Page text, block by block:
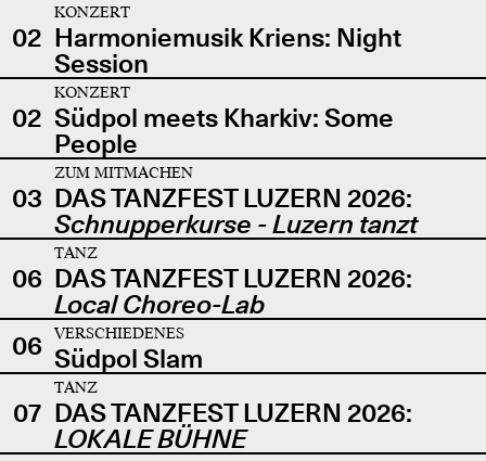
02
KONZERT
Harmoniemusik Kriens: Night
Session
02
KONZERT
Südpol meets Kharkiv: Some
People
03
ZUM MITMACHEN
DAS TANZFEST LUZERN 2026:
Schnupperkurse - Luzern tanzt
06
TANZ
DAS TANZFEST LUZERN 2026:
Local Choreo-Lab
06
VERSCHIEDENES
Südpol Slam
07
TANZ
DAS TANZFEST LUZERN 2026:
LOKALE BÜHNE